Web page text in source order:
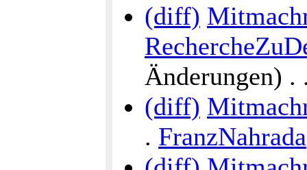
(diff)
Änderungen)
(diff)
. FranzNahrada